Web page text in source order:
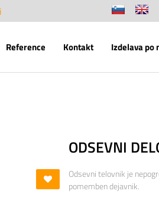
Reference Kontakt Izdelava po
ODSEVNI
Odsevni telovnik je
pomemben dejavnik.